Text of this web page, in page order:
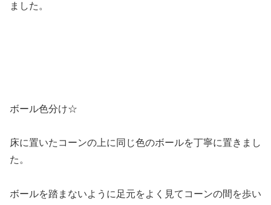
ました。
ボール色分け☆
床に置いたコーンの上に同じ色のボールを丁寧に置きまし
た。
ボールを踏まないように足元をよく見てコーンの間を歩い